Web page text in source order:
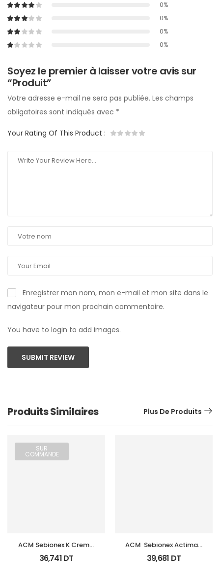
0%
0%
0%
0%
Soyez le premier à laisser votre avis sur
“Produit”
Votre adresse e-mail ne sera pas publiée. Les champs
obligatoires sont indiqués avec *
Your Rating Of This Product :
Enregistrer mon nom, mon e-mail et mon site dans le
navigateur pour mon prochain commentaire.
You have to login to add images.
SUBMIT REVIEW
Produits Similaires Plus De Produits
SUR
COMMANDE
ACM Sebionex K Creme
Keratoregulatrice Vis
40Ml
36,741DT
ACM  Sebionex Actimat
Soin Anti Imperfec Teint
40Ml
39,681 DT